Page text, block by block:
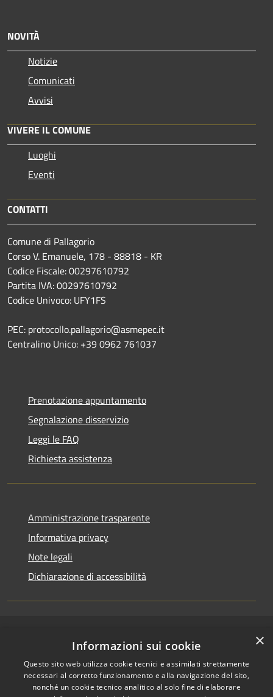
NOVITÀ
Notizie
Comunicati
Avvisi
VIVERE IL COMUNE
Luoghi
Eventi
CONTATTI
Comune di Pallagorio
Corso V. Emanuele, 178 - 88818 - KR
Codice Fiscale: 00297610792
Partita IVA: 00297610792
Codice Univoco: UFY1FS
PEC: protocollo.pallagorio@asmepec.it
Centralino Unico: +39 0962 761037
Prenotazione appuntamento
Segnalazione disservizio
Leggi le FAQ
Richiesta assistenza
Amministrazione trasparente
Informativa privacy
Note legali
Dichiarazione di accessibilità
Privacy
Cookie
Copyright © 2026 • Comune di
Pallagorio • Powered by
Municipium•Accesso
redazione
×
Informazioni sui cookie
Questo sito web utilizza cookie tecnici e assimilati strettamente
necessari al corretto funzionamento e alla navigazione del sito,
nonché un cookie tecnico analitico al solo fine di elaborare